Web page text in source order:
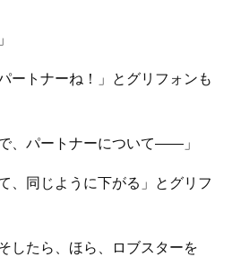
ートナーね！」とグリフォンも
、パートナーについて――」
、同じように下がる」とグリフ
したら、ほら、ロブスターを